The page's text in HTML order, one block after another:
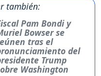
también:
Pam Bondi y
Bowser se
tras el
del
Trump
Washington